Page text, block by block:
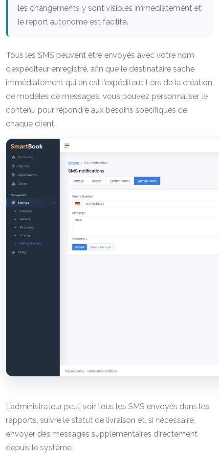
les changements y sont visibles immédiatement et
le report autonome est facilité.
Tous les SMS peuvent être envoyés avec votre nom
d’expéditeur enregistré, afin que le destinataire sache
immédiatement qui en est l’expéditeur. Lors de la création
de modèles de messages, vous pouvez personnaliser le
contenu pour répondre aux besoins spécifiques de
chaque client.
L’administrateur peut voir tous les SMS envoyés dans les
rapports, suivre le statut de livraison et, si nécessaire,
envoyer des messages supplémentaires directement
depuis le système.